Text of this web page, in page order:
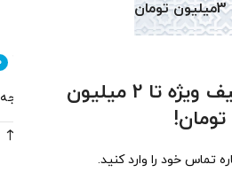
دریافت تخفیف ویژه تا 2 میلیون
تومان!
تماس خود را وارد کنید.
نمایش 1–12 از 133 نتیجه